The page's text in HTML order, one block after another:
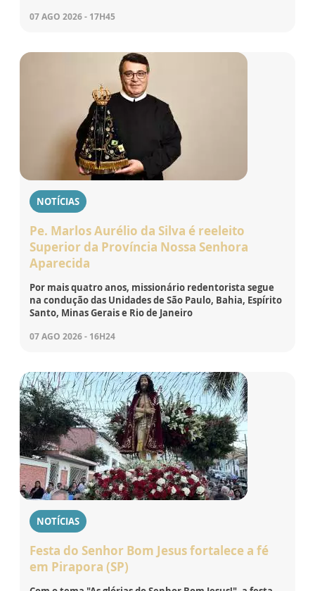
07 AGO 2026 - 17H45
NOTÍCIAS
Pe. Marlos Aurélio da Silva é reeleito
Superior da Província Nossa Senhora
Aparecida
Por mais quatro anos, missionário redentorista segue
na condução das Unidades de São Paulo, Bahia, Espírito
Santo, Minas Gerais e Rio de Janeiro
07 AGO 2026 - 16H24
NOTÍCIAS
Festa do Senhor Bom Jesus fortalece a fé
em Pirapora (SP)